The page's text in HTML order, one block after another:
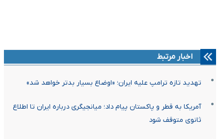
اخبار مرتبط
تهدید تازه ترامپ علیه ایران؛ «اوضاع بسیار بدتر خواهد شد»
آمریکا به قطر و پاکستان پیام داد؛ میانجیگری درباره ایران تا اطلاع
ثانوی متوقف شود